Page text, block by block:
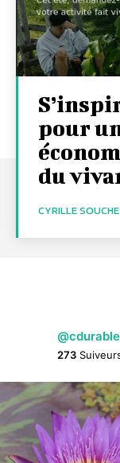
pour
du
CYRILLE SOUCHE
273